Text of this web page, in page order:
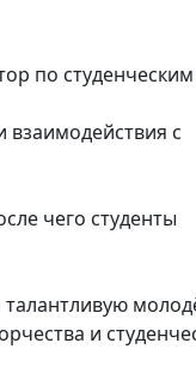
по студенческим
с
чего студенты
и